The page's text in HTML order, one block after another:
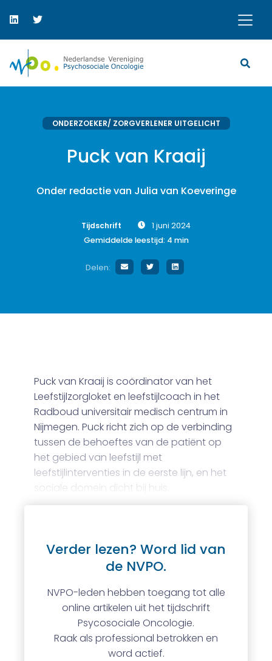
ONDERZOEKER/ ZORGVERLENER UITGELICHT
Puck van Kraaij
Onder redactie van Julia van Koeveringe
Tijdschrift
1 juni 2024
Gemiddelde leestijd: 4 min
Delen:
Puck van Kraaij is coördinator van het
Leefstijlzorgloket en leefstijlcoach in het
Radboud universitair medisch centrum in
Nijmegen. Puck richt zich op de verbinding
tussen de behoeftes van de patiënt op
het gebied van leefstijl met
leefstijlinterventies in de eerste lijn, en het
sociale domein dicht bij huis.
Verder lezen? Word lid van
de NVPO.
NVPO-leden hebben toegang tot alle
online artikelen uit het tijdschrift
Psycosociale Oncologie.
Raak als professional betrokken en
word actief.